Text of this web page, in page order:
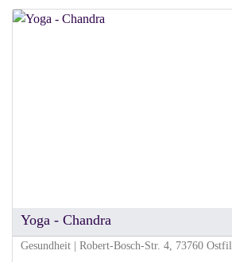
Yoga - Chandra
Gesundheit | Robert-Bosch-Str. 4, 73760